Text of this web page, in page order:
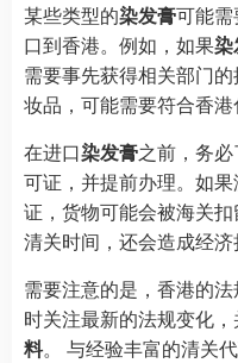
某些类型的染发膏可能
口到香港。例如，如果染
需要事先获得相关部门
妆品，可能需要符合香港
在进口染发膏之前，务
可证，并提前办理。如
证，货物可能会被海关
清关时间，还会造成经济
需要注意的是，香港的
时关注最新的法规变化
料。 与经验丰富的清关